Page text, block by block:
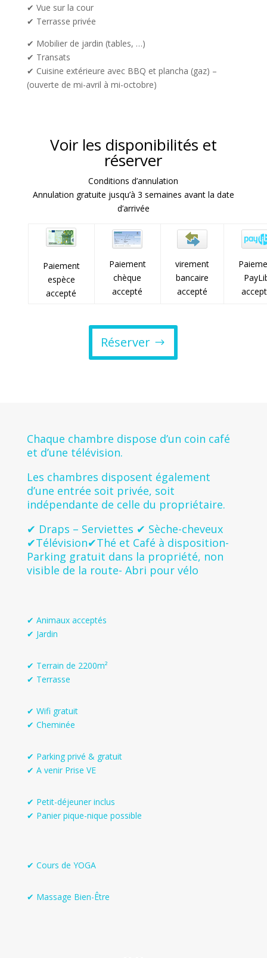
✔ Vue sur la cour
✔ Terrasse privée
✔ Mobilier de jardin (tables, …)
✔ Transats
✔ Cuisine extérieure avec BBQ et plancha (gaz) –
(ouverte de mi-avril à mi-octobre)
Voir les disponibilités et
réserver
Conditions d’annulation
Annulation gratuite jusqu’à 3 semaines avant la date
d’arrivée
Paiement
espèce
accepté
Paiement
chèque
accepté
virement
bancaire
accepté
Réserver
Chaque chambre dispose d’un coin café
et d’une télévision.
Les chambres disposent également
d’une entrée soit privée, soit
indépendante de celle du propriétaire.
✔ Draps – Serviettes ✔ Sèche-cheveux
✔Télévision✔Thé et Café à disposition-
Parking gratuit dans la propriété, non
visible de la route- Abri pour vélo
✔ Animaux acceptés
✔ Jardin
✔ Terrain de 2200m²
✔ Terrasse
✔ Wifi gratuit
✔ Cheminée
✔ Parking privé & gratuit
✔ A venir Prise VE
✔ Petit-déjeuner inclus
✔ Panier pique-nique possible
✔ Cours de YOGA
✔ Massage Bien-Être